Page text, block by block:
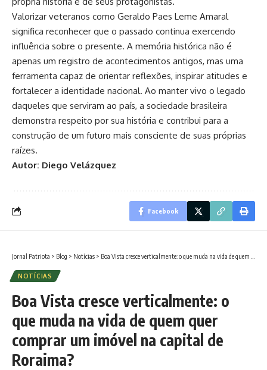
Valorizar veteranos como Geraldo Paes Leme Amaral
significa reconhecer que o passado continua exercendo
influência sobre o presente. A memória histórica não é
apenas um registro de acontecimentos antigos, mas uma
ferramenta capaz de orientar reflexões, inspirar atitudes e
fortalecer a identidade nacional. Ao manter vivo o legado
daqueles que serviram ao país, a sociedade brasileira
demonstra respeito por sua história e contribui para a
construção de um futuro mais consciente de suas próprias
raízes.
Autor: Diego Velázquez
Facebook
Jornal Patriota > Blog > Notícias > Boa Vista cresce verticalmente: o que muda na vida de quem quer comprar um imóvel na capital de Roraima?
NOTÍCIAS
Boa Vista cresce verticalmente: o
que muda na vida de quem quer
comprar um imóvel na capital de
Roraima?